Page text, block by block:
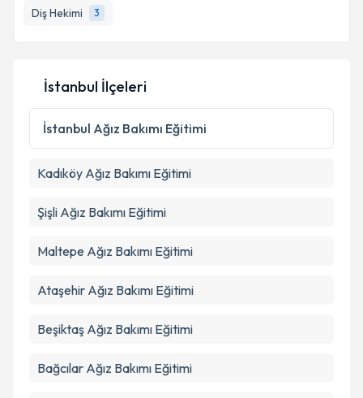
Diş Hekimi
3
İstanbul İlçeleri
İstanbul Ağız Bakımı Eğitimi
Kadıköy Ağız Bakımı Eğitimi
Şişli Ağız Bakımı Eğitimi
Maltepe Ağız Bakımı Eğitimi
Ataşehir Ağız Bakımı Eğitimi
Beşiktaş Ağız Bakımı Eğitimi
Bağcılar Ağız Bakımı Eğitimi